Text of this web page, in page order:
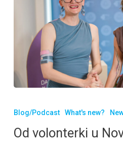
Blog/Podcast What's new?
Od volonterki u